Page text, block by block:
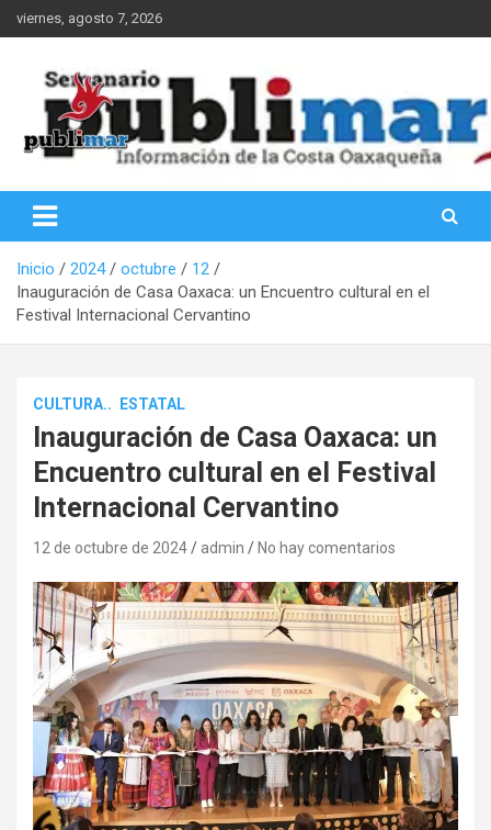
Saltar
al
viernes, agosto 7, 2026
PubliMar
Inicio 2024 octubre
12
Inauguración de Casa Oaxaca: un Encuentro cultural en el
Festival Internacional Cervantino
CULTURA.. ESTATAL
Inauguración de Casa Oaxaca: un
Encuentro cultural en el Festival
Internacional Cervantino
12 de octubre de 2024 admin No hay comentarios